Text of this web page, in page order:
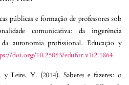
públicas e formação de professores sob
comunicativa: da ingerência
autonomia profissional. Educação y
doi.org/10.25053/edufor.v1i2.1864
Leite, Y. (2014). Saberes e fazeres: o